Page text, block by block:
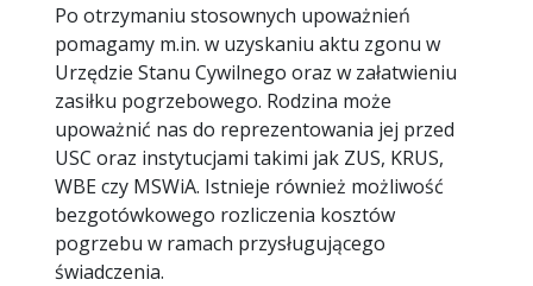
Po otrzymaniu stosownych upoważnień
pomagamy m.in. w uzyskaniu aktu zgonu w
Urzędzie Stanu Cywilnego oraz w załatwieniu
zasiłku pogrzebowego. Rodzina może
upoważnić nas do reprezentowania jej przed
USC oraz instytucjami takimi jak ZUS, KRUS,
WBE czy MSWiA. Istnieje również możliwość
bezgotówkowego rozliczenia kosztów
pogrzebu w ramach przysługującego
świadczenia.